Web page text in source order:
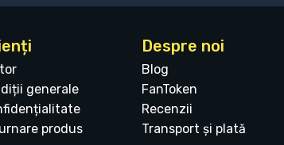
generale
produs
Despre noi
Blog
FanToken
Recenzii
Transport și plată